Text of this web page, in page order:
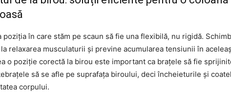
poziția în care stăm pe scaun să fie una flexibilă, nu rigidă.
relaxarea musculaturii și previne acumularea tensiunii în
o poziție corectă la birou este important ca brațele să fie
să se afle pe suprafața biroului, deci încheieturile și
corpului.